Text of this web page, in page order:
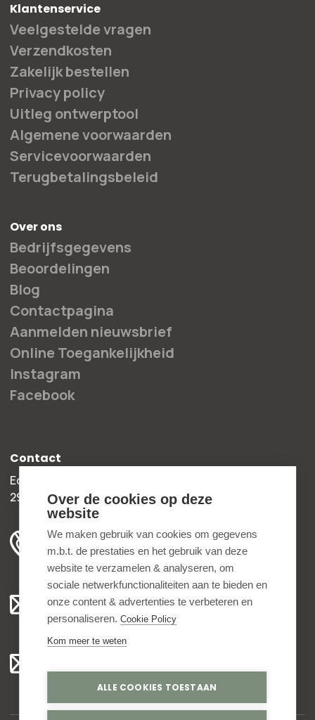
Klantenservice
Veelgestelde vragen
Verzendkosten
Zakelijk bestellen
Privacy policy
Uitleg ontwerptool
Algemene voorwaarden
Servicevoorwaarden
Terugbetalingsbeleid
Over ons
Bedrijfsgegevens
Beoordelingen
Blog
Contactpagina
Aanmelden nieuwsbrief
Online Toegankelijkheid
Instagram
Facebook
Contact
Edisonweg 30b
2952 AD Alblasserdam
+31 78 204 90 50
ma t/m vr 8.00 - 16.30 uur
Algemeen:
info@bedankjes.nl
klantenservice@bedankjes.nl
Over de cookies op deze
website
We maken gebruik van cookies om gegevens
m.b.t. de prestaties en het gebruik van deze
website te verzamelen & analyseren, om
sociale netwerkfunctionaliteiten aan te bieden en
onze content & advertenties te verbeteren en
personaliseren.Cookie Policy
Kom meer te weten
ALLE COOKIES TOESTAAN